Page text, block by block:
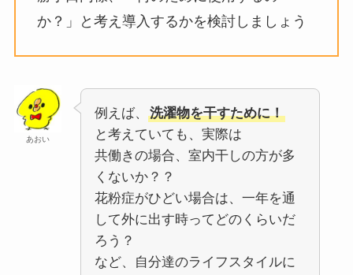
か？」と考え導入するかを検討しましょう
あおい
例えば、
洗濯物を干すために！
と考えていても、実際は
共働きの場合、室内干しの方が多
くないか？？
花粉症がひどい場合は、一年を通
して外に出す時ってどのくらいだ
ろう？
など、自分達のライフスタイルに